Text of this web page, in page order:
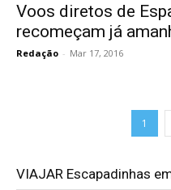
Voos diretos de
recomeçam já
Redação - Mar 17, 2016
1
VIAJAR Escapadinhas